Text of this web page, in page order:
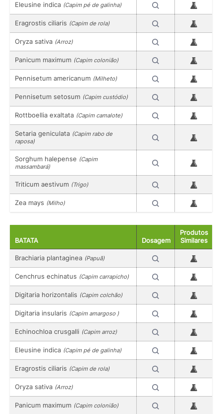
Eleusine indica (Capim pé de galinha)
Eragrostis ciliaris (Capim de rola)
Oryza sativa (Arroz)
Panicum maximum (Capim colonião)
Pennisetum americanum (Milheto)
Pennisetum setosum (Capim custódio)
Rottboellia exaltata (Capim camalote)
Setaria geniculata (Capim rabo de
raposa)
Sorghum halepense (Capim
massambará)
Triticum aestivum (Trigo)
Zea mays (Milho)
BATATA Dosagem
Produtos
Similares
Brachiaria plantaginea (Papuã)
Cenchrus echinatus (Capim carrapicho)
Digitaria horizontalis (Capim colchão)
Digitaria insularis (Capim amargoso )
Echinochloa crusgalli (Capim arroz)
Eleusine indica (Capim pé de galinha)
Eragrostis ciliaris (Capim de rola)
Oryza sativa (Arroz)
Panicum maximum (Capim colonião)